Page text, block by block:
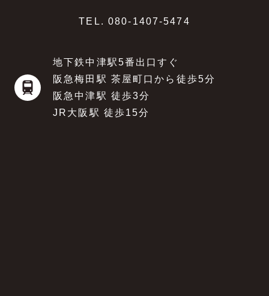
TEL. 080-1407-5474
地下鉄中津駅5番出口すぐ
阪急梅田駅 茶屋町口から徒歩5分
阪急中津駅 徒歩3分
JR大阪駅 徒歩15分